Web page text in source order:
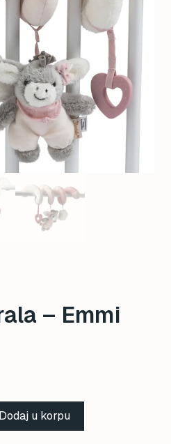
– Emmi
Dodaj u korpu